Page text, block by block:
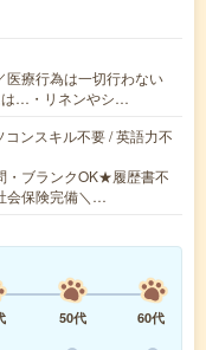
医療行為は一切行わない
は…・リネンやシ…
ンスキル不要 / 英語力不
・ブランクOK★履歴書不
会保険完備＼…
50代
60代